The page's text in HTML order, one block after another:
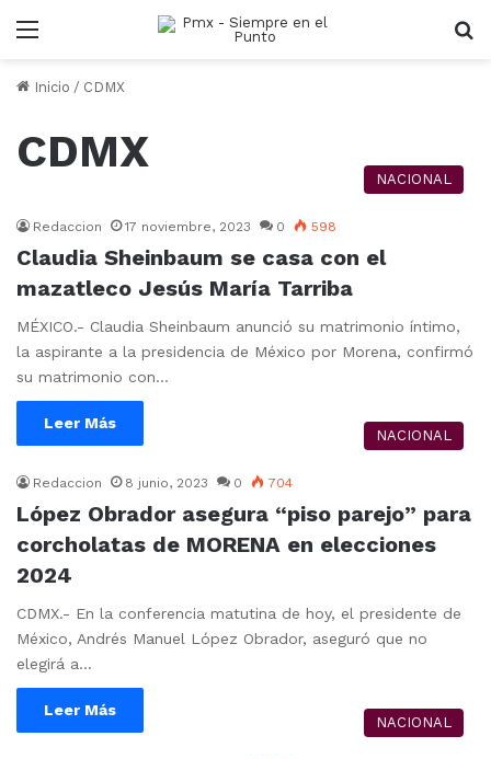
Menu
Inicio / CDMX
CDMX
NACIONAL
Redaccion 17 noviembre, 2023 0 598
Claudia Sheinbaum se casa con el
mazatleco Jesús María Tarriba
MÉXICO.- Claudia Sheinbaum anunció su matrimonio íntimo,
la aspirante a la presidencia de México por Morena, confirmó
su matrimonio con…
Leer Más
NACIONAL
Redaccion 8 junio, 2023 0 704
López Obrador asegura “piso parejo” para
corcholatas de MORENA en elecciones
2024
CDMX.- En la conferencia matutina de hoy, el presidente de
México, Andrés Manuel López Obrador, aseguró que no
elegirá a…
Leer Más
NACIONAL